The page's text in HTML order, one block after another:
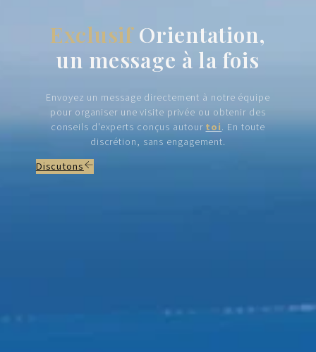
ExclusifOrientation,
un message à la fois
Envoyez un message directement à notre équipe
pour organiser une visite privée ou obtenir des
conseils d'experts conçus autourtoi. En toute
discrétion, sans engagement.
Discutons